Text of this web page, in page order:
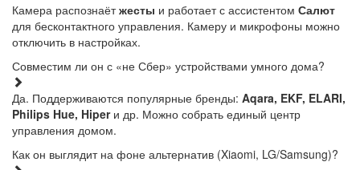
Камера распознаётжесты и работает с ассистентом Салют
для бесконтактного управления. Камеру и микрофоны можно
отключить в настройках.
Совместим ли он с «не Сбер» устройствами умного дома?
Да. Поддерживаются популярные бренды: Aqara, EKF, ELARI,
Philips Hue, Hiperи др. Можно собрать единый центр
управления домом.
Как он выглядит на фоне альтернатив (Xiaomi, LG/Samsung)?